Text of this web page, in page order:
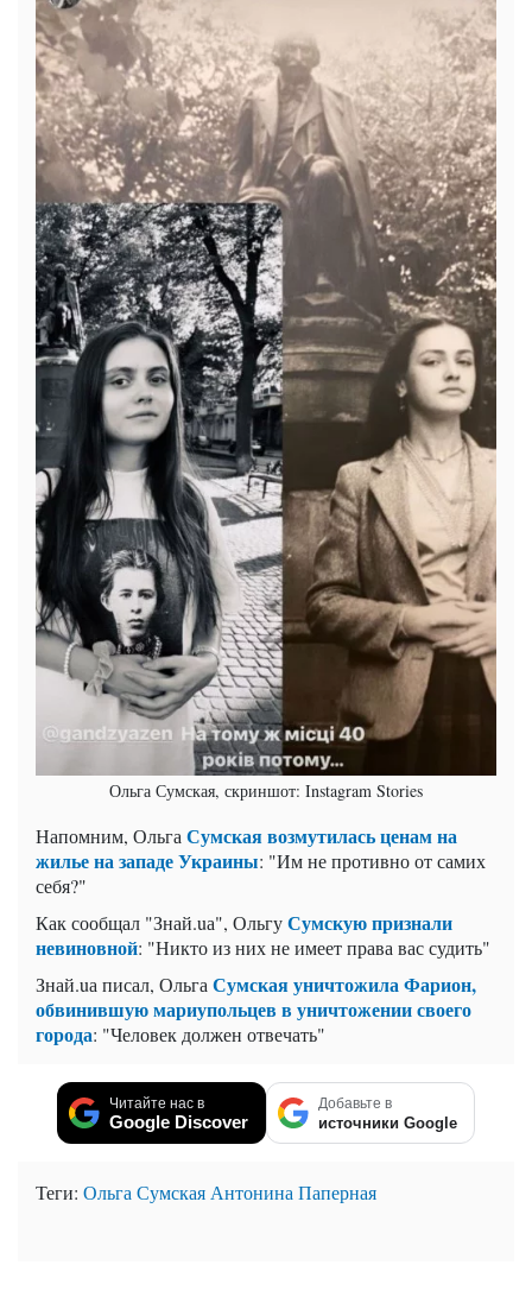
Ольга Сумская, скриншот: Instagram Stories
Напомним, Ольга Сумская возмутилась ценам на
жилье на западе Украины: "Им не противно от самих
себя?"
Как сообщал "Знай.uа", ОльгуСумскую признали
невиновной: "Никто из них не имеет права вас судить"
Знай.uа писал, Ольга Сумская уничтожила Фарион,
обвинившую мариупольцев в уничтожении своего
города: "Человек должен отвечать"
Читайте нас в
Google Discover
Добавьте в
источники Google
Теги: Ольга Сумская Антонина Паперная